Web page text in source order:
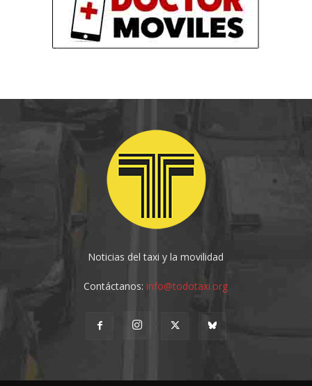
Noticias del taxi y la movilidad
Contáctanos:info@todotaxi.org